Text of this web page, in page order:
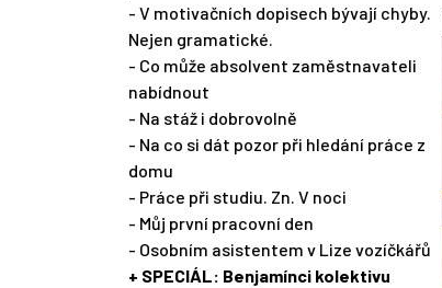
- V motivačních dopisech bývají chyby.
Nejen gramatické.
- Co může absolvent zaměstnavateli
nabídnout
- Na stáž i dobrovolně
- Na co si dát pozor při hledání práce z
domu
- Práce při studiu. Zn. V noci
- Můj první pracovní den
- Osobním asistentem v Lize vozíčkářů
+ SPECIÁL: Benjamínci kolektivu